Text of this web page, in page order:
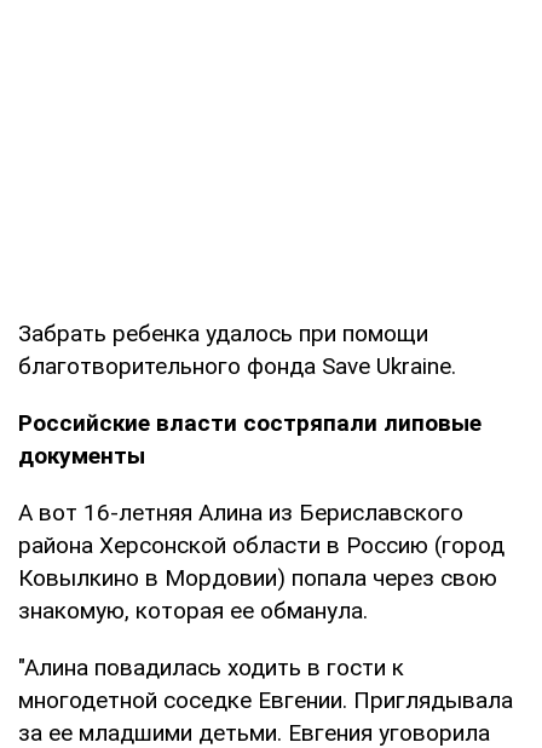
Забрать ребенка удалось при помощи
благотворительного фонда Save Ukraine.
Российские власти состряпали липовые
документы
А вот 16-летняя Алина из Бериславского
района Херсонской области в Россию (город
Ковылкино в Мордовии) попала через свою
знакомую, которая ее обманула.
"Алина повадилась ходить в гости к
многодетной соседке Евгении. Приглядывала
за ее младшими детьми. Евгения уговорила